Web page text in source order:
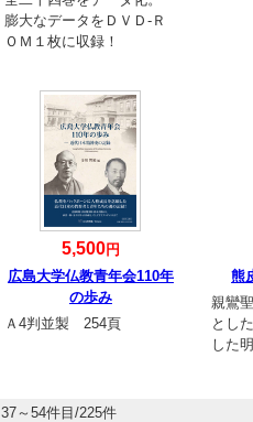
膨大なデータをＤＶＤ-Ｒ
ＯＭ１枚に収録！
5,500円
広島大学仏教青年会110年
の歩み
Ａ4判並製 254頁
熊
親鸞
とし
した
37～54件目/225件